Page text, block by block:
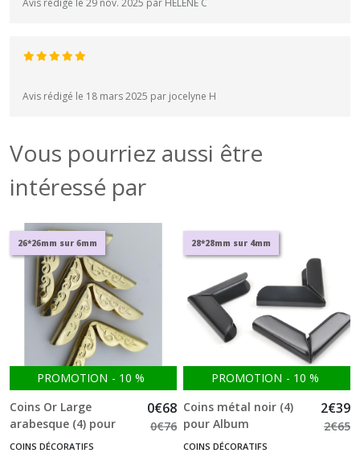
Avis rédigé le 29 nov. 2025 par HELENE C
Avis rédigé le 18 mars 2025 par jocelyne H
Vous pourriez aussi être
intéressé par
26*26mm sur 6mm
PROMOTION - 10 %
Coins Or Large
arabesque (4) pour
Album
0€68
0€76
COINS DÉCORATIFS
28*28mm sur 4mm
PROMOTION - 10 %
Coins métal noir (4)
pour Album
2€39
2€65
COINS DÉCORATIFS